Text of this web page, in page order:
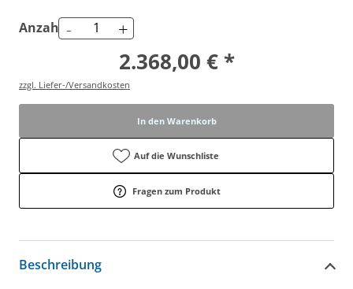
Anzahl - +
2.368,00 € *
zzgl. Liefer-/Versandkosten
In den Warenkorb
Auf die Wunschliste
Fragen zum Produkt
Beschreibung